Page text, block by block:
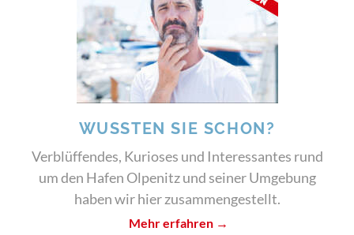
WUSSTEN SIE SCHON?
Verblüffendes, Kurioses und Interessantes rund
um den Hafen Olpenitz und seiner Umgebung
haben wir hier zusammengestellt.
Mehr erfahren →